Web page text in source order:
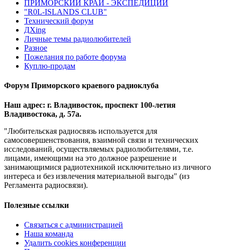
ПРИМОРСКИЙ КРАЙ - ЭКСПЕДИЦИИ
"R0L-ISLANDS CLUB"
Технический форум
ДХing
Личные темы радиолюбителей
Разное
Пожелания по работе форума
Куплю-продам
Форум Приморского краевого радиоклуба
Наш адрес: г. Владивосток, проспект 100-летия
Владивостока, д. 57а.
"Любительская радиосвязь используется для
самосовершенствования, взаимной связи и технических
исследований, осуществляемых радиолюбителями, т.е.
лицами, имеющими на это должное разрешение и
занимающимися радиотехникой исключительно из личного
интереса и без извлечения материальной выгоды" (из
Регламента радиосвязи).
Полезные ссылки
Связаться с администрацией
Наша команда
Удалить cookies конференции